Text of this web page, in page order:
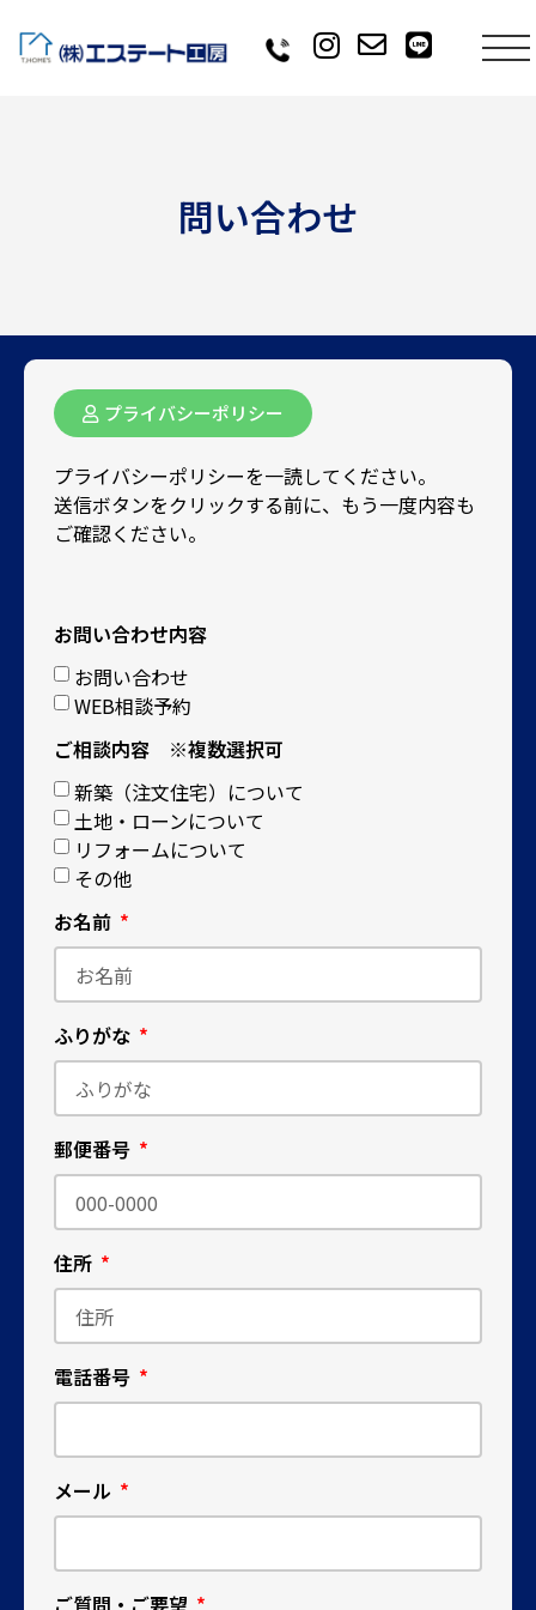
問い合わせ
プライバシーポリシー
プライバシーポリシーを一読してください。
送信ボタンをクリックする前に、もう一度内容も
ご確認ください。
お問い合わせ内容
お問い合わせ
WEB相談予約
ご相談内容 ※複数選択可
新築（注文住宅）について
土地・ローンについて
リフォームについて
その他
お名前
ふりがな
郵便番号
住所
電話番号
メール